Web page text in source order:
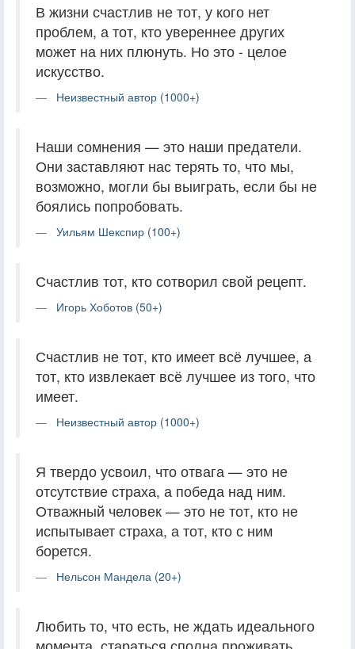
‎В жизни счастлив не тот, у кого нет
проблем, а тот, кто увереннее других
может на них плюнуть. Но это - целое
искусство.
Неизвестный автор (1000+)
Наши сомнения — это наши предатели.
Они заставляют нас терять то, что мы,
возможно, могли бы выиграть, если бы не
боялись попробовать.
Уильям Шекспир (100+)
Счастлив тот, кто сотворил свой рецепт.
Игорь Хоботов (50+)
Счастлив не тот, кто имеет всё лучшее, а
тот, кто извлекает всё лучшее из того, что
имеет.
Неизвестный автор (1000+)
Я твердо усвоил, что отвага — это не
отсутствие страха, а победа над ним.
Отважный человек — это не тот, кто не
испытывает страха, а тот, кто с ним
борется.
Нельсон Мандела (20+)
Любить то, что есть, не ждать идеального